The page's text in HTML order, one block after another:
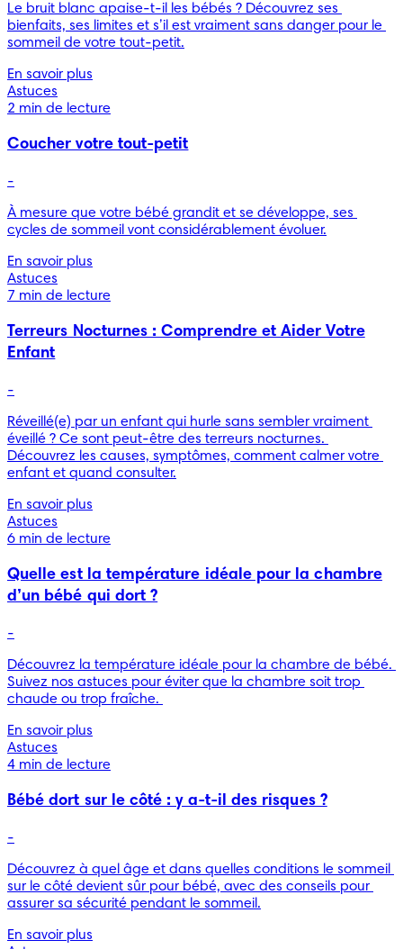
Le bruit blanc apaise-t-il les bébés ? Découvrez ses
bienfaits, ses limites et s’il est vraiment sans danger pour le
sommeil de votre tout-petit.
En savoir plus
Astuces
2 min de lecture
Coucher votre tout-petit
-
À mesure que votre bébé grandit et se développe, ses
cycles de sommeil vont considérablement évoluer.
En savoir plus
Astuces
7 min de lecture
Terreurs Nocturnes : Comprendre et Aider Votre
Enfant
-
Réveillé(e) par un enfant qui hurle sans sembler vraiment
éveillé ? Ce sont peut-être des terreurs nocturnes.
Découvrez les causes, symptômes, comment calmer votre
enfant et quand consulter.
En savoir plus
Astuces
6 min de lecture
Quelle est la température idéale pour la chambre
d’un bébé qui dort ?
-
Découvrez la température idéale pour la chambre de bébé.
Suivez nos astuces pour éviter que la chambre soit trop
chaude ou trop fraîche.
En savoir plus
Astuces
4 min de lecture
Bébé dort sur le côté : y a-t-il des risques ?
-
Découvrez à quel âge et dans quelles conditions le sommeil
sur le côté devient sûr pour bébé, avec des conseils pour
assurer sa sécurité pendant le sommeil.
En savoir plus